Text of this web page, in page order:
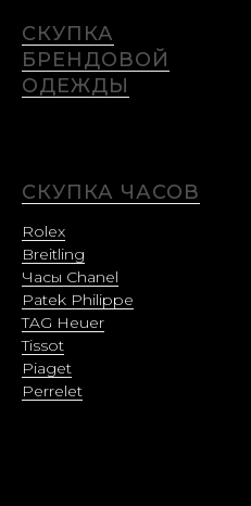
СКУПКА
БРЕНДОВОЙ
ОДЕЖДЫ
СКУПКА ЧАСОВ
Rolex
Breitling
Часы Chanel
Patek Philippe
TAG Heuer
Tissot
Piaget
Perrelet